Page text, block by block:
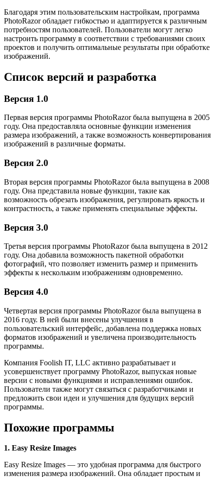
Благодаря этим пользовательским настройкам, программа
PhotoRazor обладает гибкостью и адаптируется к различным
потребностям пользователей. Пользователи могут легко
настроить программу в соответствии с требованиями своих
проектов и получить оптимальные результаты при обработке
изображений.
Список версий и разработка
Версия 1.0
Первая версия программы PhotoRazor была выпущена в 2005
году. Она предоставляла основные функции изменения
размера изображений, а также возможность конвертирования
изображений в различные форматы.
Версия 2.0
Вторая версия программы PhotoRazor была выпущена в 2008
году. Она представила новые функции, такие как
возможность обрезать изображения, регулировать яркость и
контрастность, а также применять специальные эффекты.
Версия 3.0
Третья версия программы PhotoRazor была выпущена в 2012
году. Она добавила возможность пакетной обработки
фотографий, что позволяет изменить размер и применить
эффекты к нескольким изображениям одновременно.
Версия 4.0
Четвертая версия программы PhotoRazor была выпущена в
2016 году. В ней были внесены улучшения в
пользовательский интерфейс, добавлена поддержка новых
форматов изображений и увеличена производительность
программы.
Компания Foolish IT, LLC активно разрабатывает и
усовершенствует программу PhotoRazor, выпуская новые
версии с новыми функциями и исправлениями ошибок.
Пользователи также могут связаться с разработчиками и
предложить свои идеи и улучшения для будущих версий
программы.
Похожие программы
1. Easy Resize Images
Easy Resize Images — это удобная программа для быстрого
изменения размера изображений. Она обладает простым и